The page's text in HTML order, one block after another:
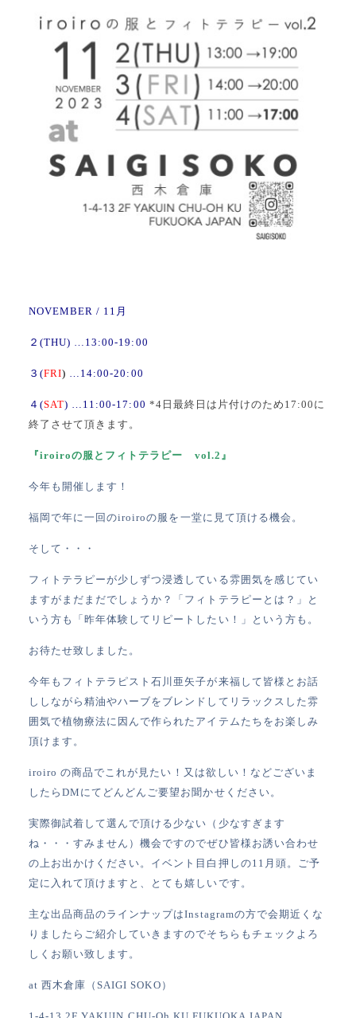
NOVEMBER / 11月
２(THU) …13:00-19:00
３(FRI) …14:00-20:00
４(SAT) …11:00-17:00 *4日最終日は片付けのため17:00に
終了させて頂きます。
『iroiroの服とフィトテラピー vol.2』
今年も開催します！
福岡で年に一回のiroiroの服を一堂に見て頂ける機会。
そして・・・
フィトテラピーが少しずつ浸透している雰囲気を感じてい
ますがまだまだでしょうか？「フィトテラピーとは？」と
いう方も「 昨年体験してリピートしたい！」という方も。
お待たせ致しました。
今年もフィトテラピスト石川亜矢子が来福して皆様とお話
ししなが ら精油やハーブをブレンドしてリラックスした雰
囲気で植物療法に因んで作られたアイテムたちをお楽しみ
頂けます。
iroiro の商品でこれが見たい！又は欲しい！ などございま
したらDMにてどんどんご要望お聞かせください。
実際御試着して選んで頂ける少ない（少なすぎます
ね・・・ すみません）機会ですのでぜひ皆様お誘い合わせ
の上お出かけください。 イベント目白押しの11月頭。ご予
定に入れて頂けますと、とても嬉しいです。
主な出品商品のラインナップはInstagramの方で会期近くな
りましたらご紹介していきますのでそちらもチェックよろ
しくお願い致します。
at 西木倉庫（SAIGI SOKO）